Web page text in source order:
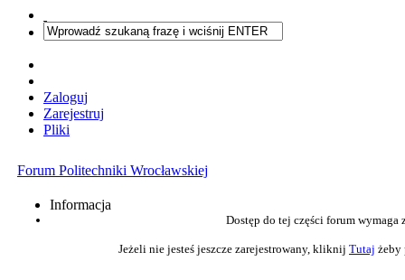
Zaloguj
Zarejestruj
Pliki
Forum Politechniki Wrocławskiej
Informacja
Dostęp do tej części forum wymaga
Jeżeli nie jesteś jeszcze zarejestrowany, kliknij Tutaj żeby